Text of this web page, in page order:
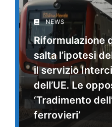
NEWS
Riformulazione
salta l’ipotesi
il servizio
dell’UE. Le
‘Tradimento
ferrovieri’